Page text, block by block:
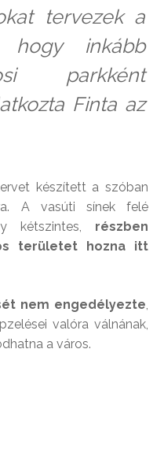
tervezek a
hogy inkább
parkként
Finta az
készített a szóban
A vasúti sínek felé
kétszintes, részben
területet hozna itt
nem engedélyezte,
valóra válnának,
a város.